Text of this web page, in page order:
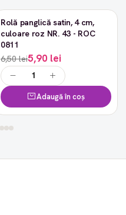
-9%
Rolă panglică satin, 4 cm,
culoare roz NR. 43 - ROC
0811
6,50 lei5,90 lei
Adaugă în coș